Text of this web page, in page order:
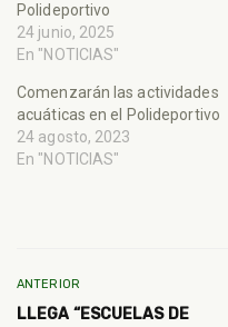
Polideportivo
24 junio, 2025
En "NOTICIAS"
Comenzarán las actividades
acuáticas en el Polideportivo
24 agosto, 2023
En "NOTICIAS"
ANTERIOR
LLEGA “ESCUELAS DE